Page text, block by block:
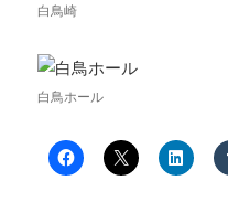
白鳥崎
白鳥ホール